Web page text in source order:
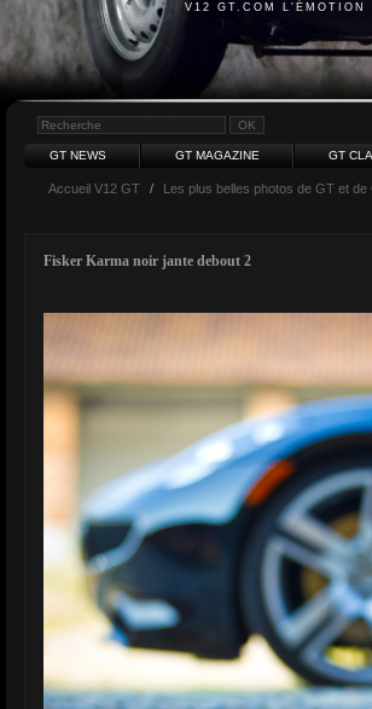
V12 GT.COM L'ÉMOTION
GT NEWS GT MAGAZINE GT
Accueil V12 GT / Les plus belles photos de GT et de
Fisker Karma noir jante debout 2